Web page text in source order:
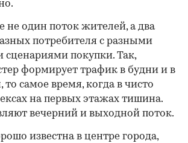
не один поток жителей, а два
потребителя с разными
покупки. Так,
формирует трафик в будни и в
самое время, когда в чисто
на первых этажах тишина.
вечерний и выходной поток.
известна в центре города,